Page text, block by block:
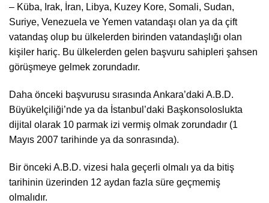
– Küba, Irak, İran, Libya, Kuzey Kore, Somali, Sudan,
Suriye, Venezuela ve Yemen vatandaşı olan ya da çift
vatandaş olup bu ülkelerden birinden vatandaşlığı olan
kişiler hariç. Bu ülkelerden gelen başvuru sahipleri şahsen
görüşmeye gelmek zorundadır.
Daha önceki başvurusu sırasında Ankara’daki A.B.D.
Büyükelçiliği’nde ya da İstanbul’daki Başkonsoloslukta
dijital olarak 10 parmak izi vermiş olmak zorundadır (1
Mayıs 2007 tarihinde ya da sonrasında).
Bir önceki A.B.D. vizesi hala geçerli olmalı ya da bitiş
tarihinin üzerinden 12 aydan fazla süre geçmemiş
olmalıdır.